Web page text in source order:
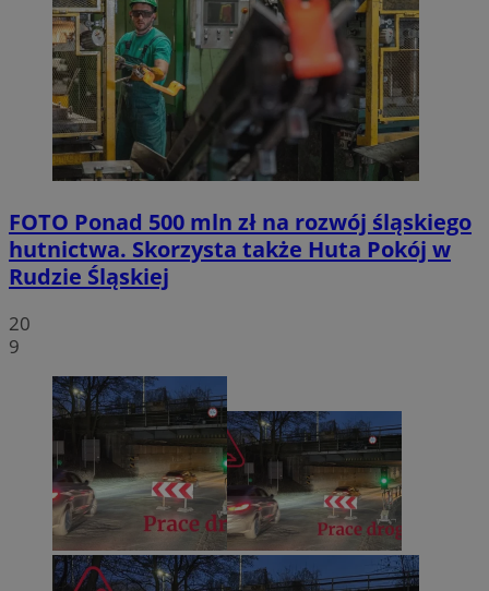
FOTO Ponad 500 mln zł na rozwój śląskiego
hutnictwa. Skorzysta także Huta Pokój w
Rudzie Śląskiej
20
9